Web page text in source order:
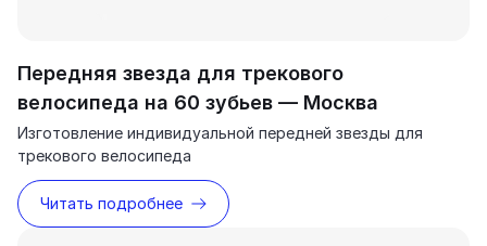
Передняя звезда для трекового
велосипеда на 60 зубьев — Москва
Изготовление индивидуальной передней звезды для
трекового велосипеда
Читать подробнее